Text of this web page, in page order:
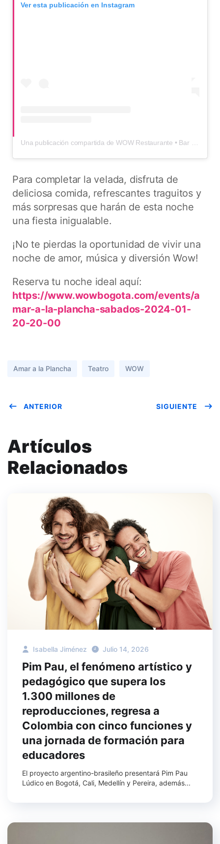
Ver esta publicación en Instagram
Para completar la velada, disfruta de
deliciosa comida, refrescantes traguitos y
más sorpresas que harán de esta noche
una fiesta inigualable.
¡No te pierdas la oportunidad de vivir una
noche de amor, música y diversión Wow!
Reserva tu noche ideal aquí:
https://www.wowbogota.com/events/a
mar-a-la-plancha-sabados-2024-01-
20-20-00
Amar a la Plancha Teatro WOW
ANTERIOR SIGUIENTE
Artículos
Relacionados
Isabella Jiménez Julio 14, 2026
Pim Pau, el fenómeno artístico y
pedagógico que supera los
1.300 millones de
reproducciones, regresa a
Colombia con cinco funciones y
una jornada de formación para
educadores
El proyecto argentino-brasileño presentará Pim Pau
Lúdico en Bogotá, Cali, Medellín y Pereira, además...